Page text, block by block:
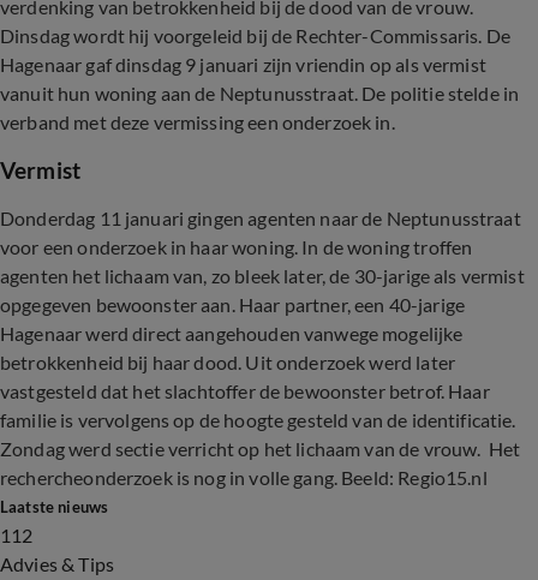
verdenking van betrokkenheid bij de dood van de vrouw.
Dinsdag wordt hij voorgeleid bij de Rechter-Commissaris. De
Hagenaar gaf dinsdag 9 januari zijn vriendin op als vermist
vanuit hun woning aan de Neptunusstraat. De politie stelde in
verband met deze vermissing een onderzoek in.
Vermist
Donderdag 11 januari gingen agenten naar de Neptunusstraat
voor een onderzoek in haar woning. In de woning troffen
agenten het lichaam van, zo bleek later, de 30-jarige als vermist
opgegeven bewoonster aan. Haar partner, een 40-jarige
Hagenaar werd direct aangehouden vanwege mogelijke
betrokkenheid bij haar dood. Uit onderzoek werd later
vastgesteld dat het slachtoffer de bewoonster betrof. Haar
familie is vervolgens op de hoogte gesteld van de identificatie.
Zondag werd sectie verricht op het lichaam van de vrouw. Het
rechercheonderzoek is nog in volle gang. Beeld: Regio15.nl
Laatste nieuws
112
Advies & Tips